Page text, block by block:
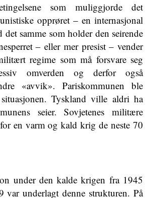
som muliggjorde det
opprøret – en internasjonal
samme som holder den seirende
– eller mer presist – vender
regime som må forsvare seg
omverden og derfor også
«avvik». Pariskommunen ble
Tyskland ville aldri ha
seier. Sovjetenes militære
en varm og kald krig de neste 70
under den kalde krigen fra 1945
underlagt denne strukturen. På